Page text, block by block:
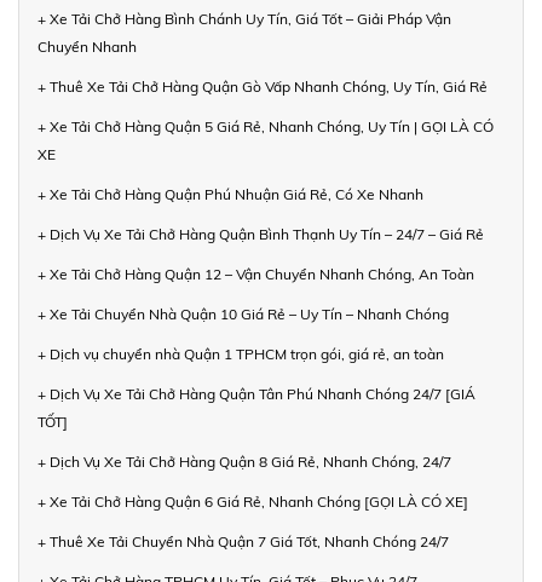
+ Xe Tải Chở Hàng Bình Chánh Uy Tín, Giá Tốt – Giải Pháp Vận
Chuyển Nhanh
+ Thuê Xe Tải Chở Hàng Quận Gò Vấp Nhanh Chóng, Uy Tín, Giá Rẻ
+ Xe Tải Chở Hàng Quận 5 Giá Rẻ, Nhanh Chóng, Uy Tín | GỌI LÀ CÓ
XE
+ Xe Tải Chở Hàng Quận Phú Nhuận Giá Rẻ, Có Xe Nhanh
+ Dịch Vụ Xe Tải Chở Hàng Quận Bình Thạnh Uy Tín – 24/7 – Giá Rẻ
+ Xe Tải Chở Hàng Quận 12 – Vận Chuyển Nhanh Chóng, An Toàn
+ Xe Tải Chuyển Nhà Quận 10 Giá Rẻ – Uy Tín – Nhanh Chóng
+ Dịch vụ chuyển nhà Quận 1 TPHCM trọn gói, giá rẻ, an toàn
+ Dịch Vụ Xe Tải Chở Hàng Quận Tân Phú Nhanh Chóng 24/7 [GIÁ
TỐT]
+ Dịch Vụ Xe Tải Chở Hàng Quận 8 Giá Rẻ, Nhanh Chóng, 24/7
+ Xe Tải Chở Hàng Quận 6 Giá Rẻ, Nhanh Chóng [GỌI LÀ CÓ XE]
+ Thuê Xe Tải Chuyển Nhà Quận 7 Giá Tốt, Nhanh Chóng 24/7